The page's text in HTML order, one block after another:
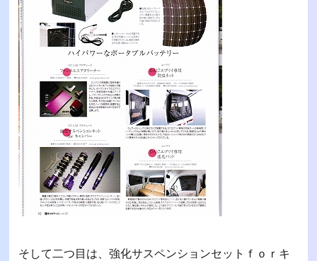
そして二つ目は、強化サスペンションセットｆｏｒキ